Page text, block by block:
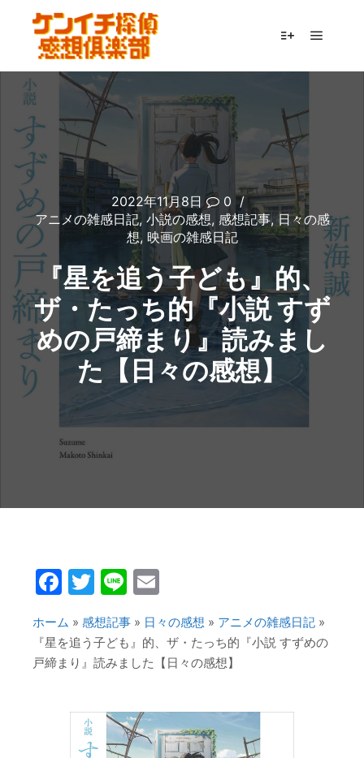
2022年11月8日
0
アニメの雑感日記, 小説の感想, 感想記事,日々の感
想, 映画の雑感日記
『星を追う子ども』的、
ザ・たっち的『小説 すず
めの戸締まり』読みまし
た【日々の感想】
Facebook
Twitter
Line
ホーム » 感想記事 » 日々の感想 » アニメの雑感日記 »
『星を追う子ども』的、ザ・たっち的『小説 すずめの
戸締まり』読みました【日々の感想】